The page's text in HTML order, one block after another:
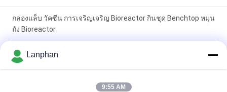
กล่องแล็บ วัคซีน การเจริญเจริญ Bioreactor กินชุด Benchtop หมุน
ถัง Bioreactor
2l 5l 10l สปิรูลินาอัตโนมัติ ไขมันพืชชีวภาพกระจก Fermenter
Bioreactor สําหรับพืชชีวภาพเซลล์
0.25L-15L โรงงาน Bioreactor กระจก Bioreactor ห้องปฏิบัติการ
Lanphan
9:55 AM